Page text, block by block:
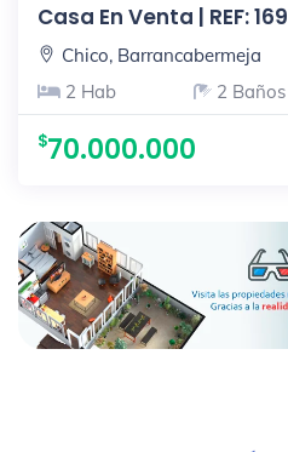
Casa En Venta | REF: 169
Chico, Barrancabermeja
2 Hab
2 Baños
70.000.000